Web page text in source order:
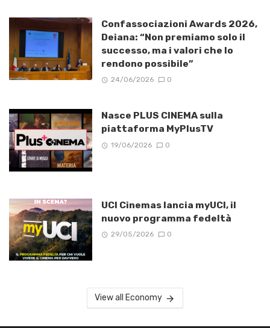
Confassociazioni Awards 2026,
Deiana: “Non premiamo solo il
successo, ma i valori che lo
rendono possibile”
24/06/2026 0
Nasce PLUS CINEMA sulla
piattaforma MyPlusTV
19/06/2026 0
UCI Cinemas lancia myUCI, il
nuovo programma fedeltà
29/05/2026 0
View all Economy